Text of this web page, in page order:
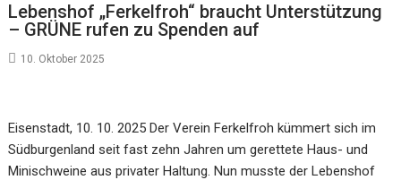
Lebenshof „Ferkelfroh“ braucht Unterstützung
– GRÜNE rufen zu Spenden auf
10. Oktober 2025
Eisenstadt, 10. 10. 2025 Der Verein Ferkelfroh kümmert sich im
Südburgenland seit fast zehn Jahren um gerettete Haus- und
Minischweine aus privater Haltung. Nun musste der Lebenshof